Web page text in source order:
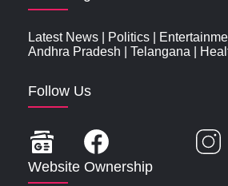
Latest News Politics
Andhra Pradesh
Telangana
Follow Us
Website Ownership